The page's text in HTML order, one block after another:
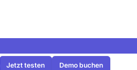
Jetzt testen Demo buchen